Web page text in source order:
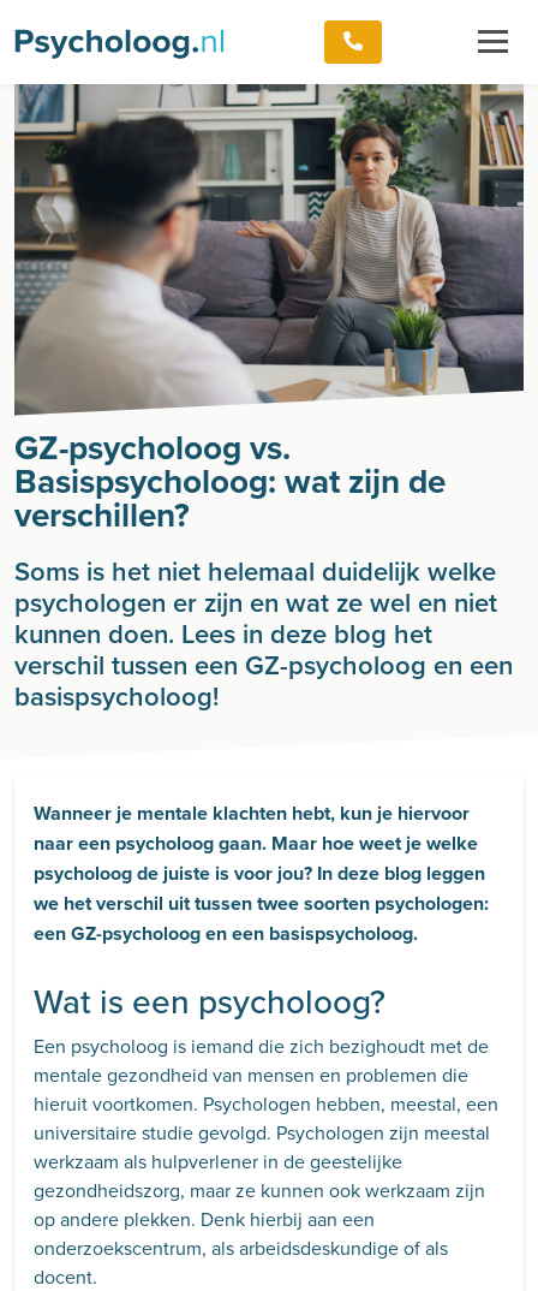
GZ-psycholoog vs.
Basispsycholoog: wat zijn de
verschillen?
Soms is het niet helemaal duidelijk welke
psychologen er zijn en wat ze wel en niet
kunnen doen. Lees in deze blog het
verschil tussen een GZ-psycholoog en een
basispsycholoog!
Wanneer je mentale klachten hebt, kun je hiervoor
naar een psycholoog gaan. Maar hoe weet je welke
psycholoog de juiste is voor jou? In deze blog leggen
we het verschil uit tussen twee soorten psychologen:
een GZ-psycholoog en een basispsycholoog.
Wat is een psycholoog?
Een psycholoog is iemand die zich bezighoudt met de
mentale gezondheid van mensen en problemen die
hieruit voortkomen. Psychologen hebben, meestal, een
universitaire studie gevolgd. Psychologen zijn meestal
werkzaam als hulpverlener in de geestelijke
gezondheidszorg, maar ze kunnen ook werkzaam zijn
op andere plekken. Denk hierbij aan een
onderzoekscentrum, als arbeidsdeskundige of als
docent.